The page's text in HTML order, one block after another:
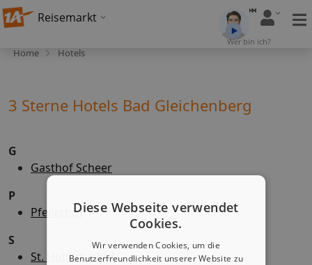
Reisemarkt
Wer bin ich?
Home Hotels
3 Sterne Hotels Bad Gleichenberg
G
Gasthof Scheer
P
Pfeilerhof
S
St. Hubertushof
Diese Webseite verwendet
Cookies.
Wir verwenden Cookies, um die
Benutzerfreundlichkeit unserer Website zu